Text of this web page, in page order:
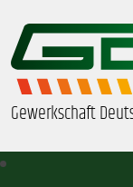
Gewerkschaft